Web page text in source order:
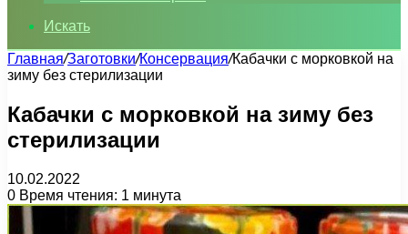
Искать
Главная/Заготовки/Консервация/Кабачки с морковкой на
зиму без стерилизации
Кабачки с морковкой на зиму без
стерилизации
10.02.2022
0 Время чтения: 1 минута